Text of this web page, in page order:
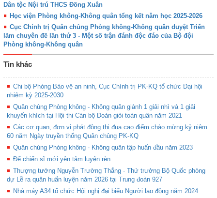
Dân tộc Nội trú THCS Đồng Xuân
Học viện Phòng không-Không quân tổng kết năm học 2025-2026
Cục Chính trị Quân chủng Phòng không-Không quân duyệt Triển
lãm chuyên đề lần thứ 3 - Một số trận đánh độc đáo của Bộ đội
Phòng không-Không quân
Tin khác
Chi bộ Phòng Bảo vệ an ninh, Cục Chính trị PK-KQ tổ chức Đại hội
nhiệm kỳ 2025-2030
Quân chủng Phòng không - Không quân giành 1 giải nhì và 1 giải
khuyến khích tại Hội thi Cán bộ Đoàn giỏi toàn quân năm 2021
Các cơ quan, đơn vị phát động thi đua cao điểm chào mừng kỷ niệm
60 năm Ngày truyền thống Quân chủng PK-KQ
Quân chủng Phòng không - Không quân tập huấn đầu năm 2023
Để chiến sĩ mới yên tâm luyện rèn
Thượng tướng Nguyễn Trường Thắng - Thứ trưởng Bộ Quốc phòng
dự Lễ ra quân huấn luyện năm 2026 tại Trung đoàn 927
Nhà máy A34 tổ chức Hội nghị đại biểu Người lao động năm 2024